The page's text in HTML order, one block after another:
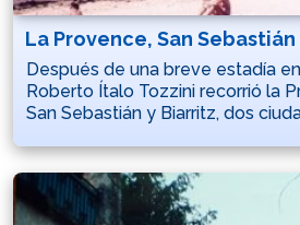
La Provence, San
Después de una breve estadía
Roberto Ítalo Tozzini recorrió la
San Sebastián y Biarritz, dos